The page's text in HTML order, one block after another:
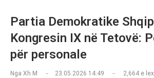
Partia Demokratike
Kongresin IX në Tetovë:
për personale
Nga Xh M 23.05.2026 14:49 2,664 e